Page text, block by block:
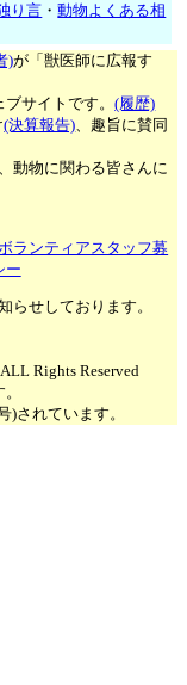
り言 ・動物よくある相
)が「獣医師に広報す
ブサイトです。(履歴)
(決算報告)、趣旨に賛同
、動物に関わる皆さんに
ランティアスタッフ募
ー
らせしております。
Rights Reserved
)されています。